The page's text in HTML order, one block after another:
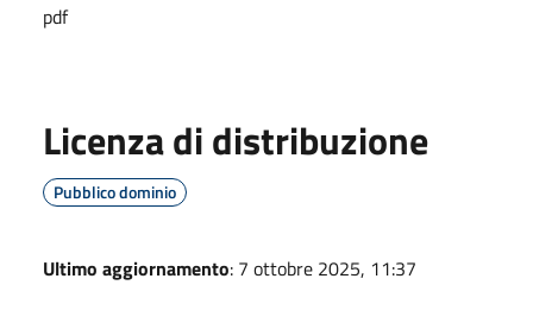
pdf
Licenza di distribuzione
Pubblico dominio
Ultimo aggiornamento: 7 ottobre 2025, 11:37